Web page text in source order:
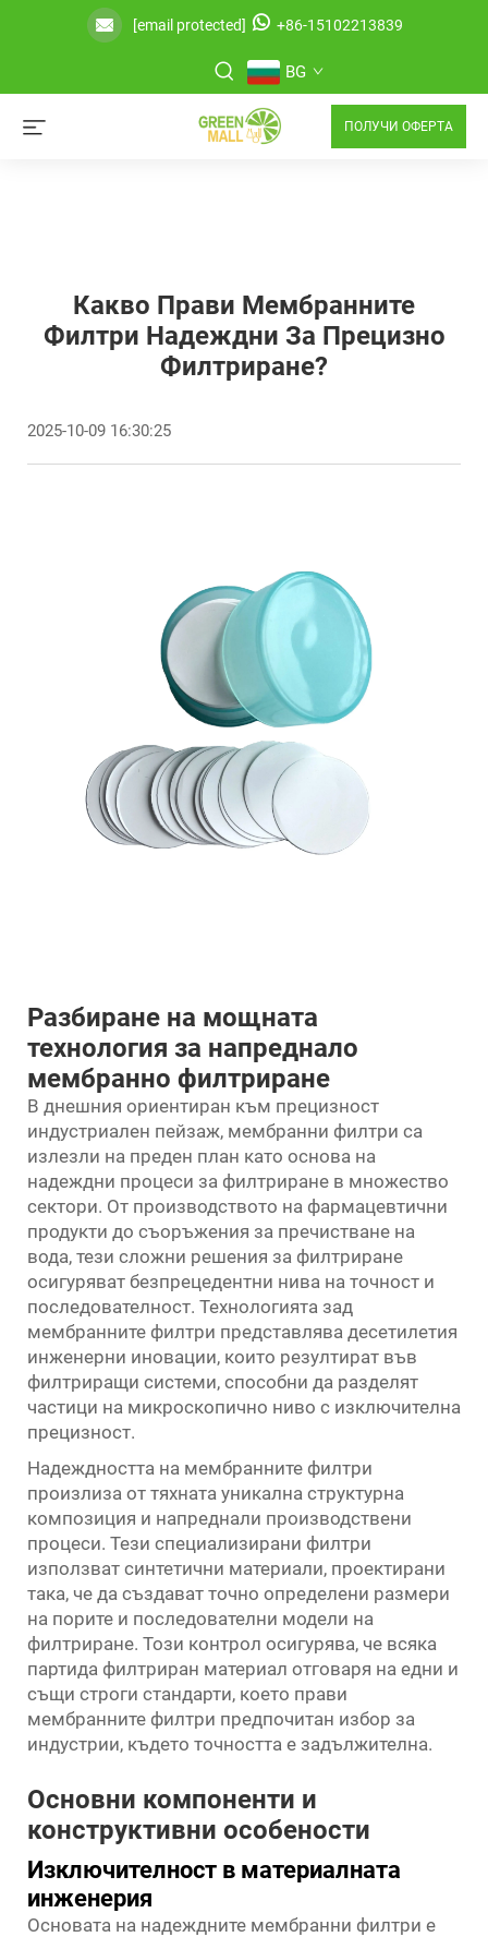
[email protected] +86-15102213839
BG
ПОЛУЧИ ОФЕРТА
Какво Прави Мембранните
Филтри Надеждни За Прецизно
Филтриране?
2025-10-09 16:30:25
Разбиране на мощната
технология за напреднало
мембранно филтриране
В днешния ориентиран към прецизност
индустриален пейзаж, мембранни филтри са
излезли на преден план като основа на
надеждни процеси за филтриране в множество
сектори. От производството на фармацевтични
продукти до съоръжения за пречистване на
вода, тези сложни решения за филтриране
осигуряват безпрецедентни нива на точност и
последователност. Технологията зад
мембранните филтри представлява десетилетия
инженерни иновации, които резултират във
филтриращи системи, способни да разделят
частици на микроскопично ниво с изключителна
прецизност.
Надеждността на мембранните филтри
произлиза от тяхната уникална структурна
композиция и напреднали производствени
процеси. Тези специализирани филтри
използват синтетични материали, проектирани
така, че да създават точно определени размери
на порите и последователни модели на
филтриране. Този контрол осигурява, че всяка
партида филтриран материал отговаря на едни и
същи строги стандарти, което прави
мембранните филтри предпочитан избор за
индустрии, където точността е задължителна.
Основни компоненти и
конструктивни особености
Изключителност в материалната
инженерия
Основата на надеждните мембранни филтри е